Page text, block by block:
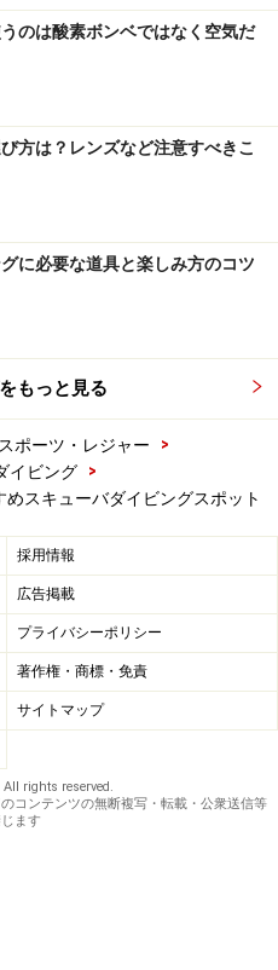
のは酸素ボンベではなく空気だ
方は？レンズなど注意すべきこ
に必要な道具と楽しみ方のコツ
もっと見る
スポーツ・レジャー
>
イビング
>
スキューバダイビングスポット
採用情報
広告掲載
プライバシーポリシー
著作権・商標・免責
サイトマップ
rights reserved.
コンテンツの無断複写・転載・公衆送信等
ます